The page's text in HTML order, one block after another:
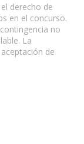
derecho de
en el concurso.
no
La
de